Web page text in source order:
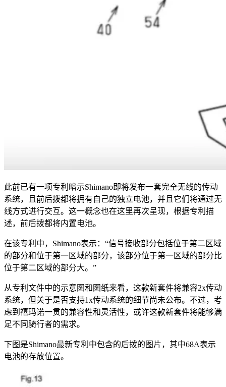
此前已有一项专利暗示Shimano即将发布一套完全无线的传动
系统，且前后拨都将拥有自己的独立电池，并且它们将通过无
线方式进行交互。这一概念也在这里再次呈现，根据专利描
述，前后拨都将内置电池。
在该专利中，Shimano表示：“信号接收部分包括位于第二区域
的部分和位于第一区域的部分，该部分位于第一区域的部分比
位于第二区域的部分大。”
从专利文件中的示意图和图纸来看，这款新套件将兼容2x传动
系统，但关于是否支持1x传动系统的细节尚未公布。不过，考
虑到禧玛诺一贯的兼容性和灵活性，或许这款新套件将能够满
足不同骑行者的需求。
下图是Shimano最新专利中包含的后拨的图片，其中68A表示
电池的存放位置。